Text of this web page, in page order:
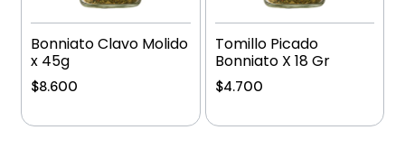
Bonniato Clavo Molido
x 45g
$8.600
Tomillo Picado
Bonniato X 18 Gr
$4.700